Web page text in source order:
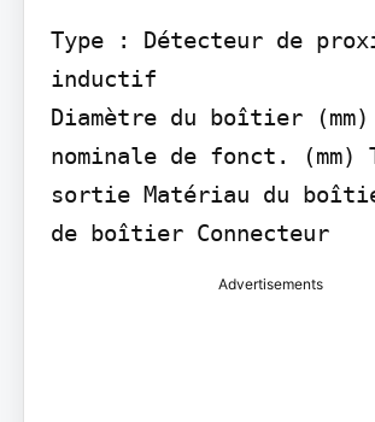
Type : Détecteur de
inductif
Diamètre du boîtier
nominale de fonct. (mm)
sortie Matériau du
de boîtier Connecteur
Advertisements